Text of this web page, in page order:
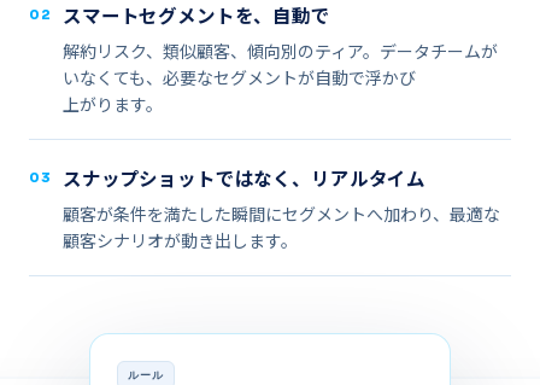
02 スマートセグメントを、​​自動で
解約リスク、​​類似顧客、​​傾向別の​​ティア。​​データチームが​​
いなくても、​​必要な​​セグメントが​​自動で​​浮かび​
上がります。
03 スナップショットではなく、​​リアルタイム
顧客が​​条件を​​満た​した​​瞬間に​​セグメントへ​​加わり、​​最適な​​
顧客シナリオが​​動き出します。
ルール